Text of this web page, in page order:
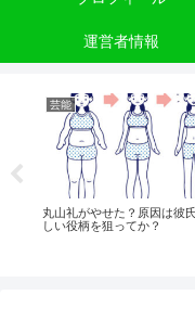
運営者情報
芸能
丸山礼がやせた？原因は彼
しい役柄を狙ってか？